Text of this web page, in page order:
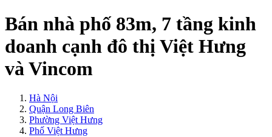
Bán nhà phố 83m, 7 tầng kinh
doanh cạnh đô thị Việt Hưng
và Vincom
Hà Nội
Quận Long Biên
Phường Việt Hưng
Phố Việt Hưng